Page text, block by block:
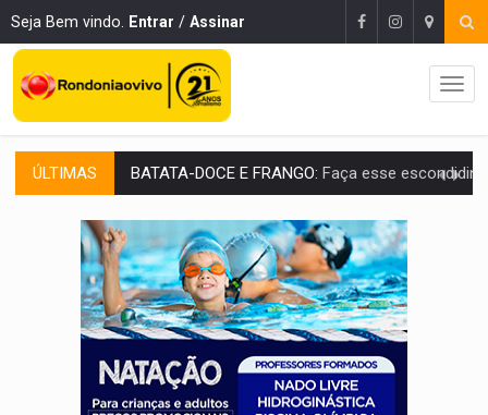
Seja Bem vindo. Entrar / Assinar
ÚLTIMAS BARREIRA NATURAL:Desmate da Amazônia corta chuvas no Sul e ameaça
:Anvisa libera venda de medicamentos pela Shopee, mas
MAIS RIGOR:Nova lei endurece punição por abuso sexual contra
POLUIÇÃO E RISCOS:Retirada de fiação irregular avança no país e em PVH
Armado com machado, homem ameaça matar sobrinha grávida e
TRIBUNAL DO CRIME:Homem é espancado por facção criminosa